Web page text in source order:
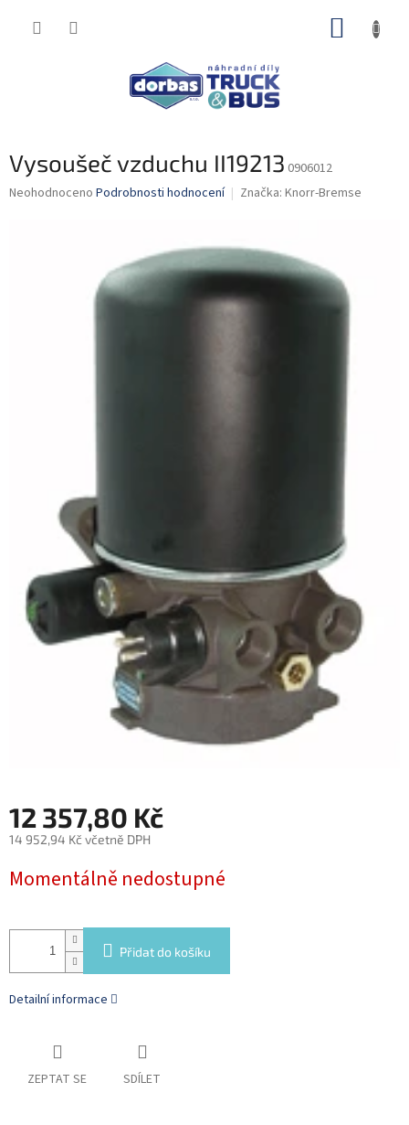
Vysoušeč vzduchu II19213 0906012
Průměrné
Neohodnoceno Podrobnosti hodnocení Značka: Knorr-Bremse
12 357,80 Kč
14 952,94 Kč včetně DPH
cena:
Momentálně nedostupné
Přidat do košíku
Detailní informace
ZEPTAT SE SDÍLET